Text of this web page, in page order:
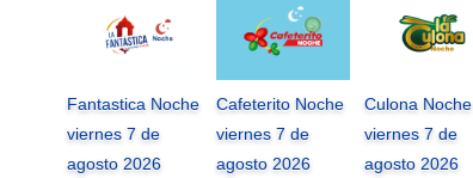
Fantastica Noche
viernes 7 de
agosto 2026
Cafeterito Noche
viernes 7 de
agosto 2026
Culona Noche
viernes 7 de
agosto 2026